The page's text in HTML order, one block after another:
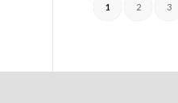
1 2 3